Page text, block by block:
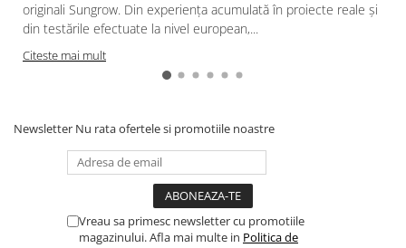
originali Sungrow. Din experiența acumulată în proiecte reale și
din testările efectuate la nivel european,...
Citeste mai mult
Newsletter Nu rata ofertele si promotiile noastre
Vreau sa primesc newsletter cu promotiile
magazinului. Afla mai multe in Politica de